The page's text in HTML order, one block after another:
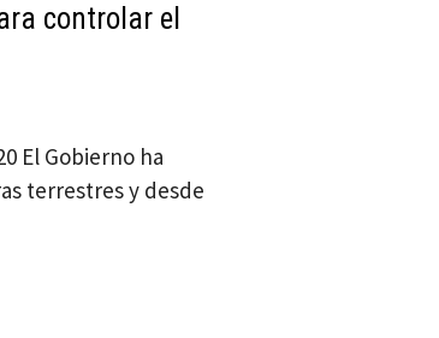
controlar el
El Gobierno ha
terrestres y desde